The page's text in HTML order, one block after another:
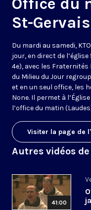
Office du
St-Gervais
Du mardi au samedi,
jour, en direct de
4e), avec les Fraternités
du Milieu du Jour
et en un seul office, les
None. Il permet à
l’office du matin
Visiter la page de
Autres vidéos
41:00